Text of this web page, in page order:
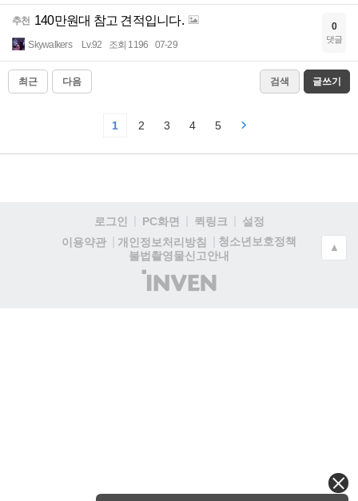
추천 140만원대 참고 견적입니다.
Skywalkers Lv.92 조회 1196 07-29
0
댓글
최근 다음 검색 글쓰기
1 2 3 4 5
로그인 PC화면 퀵링크
설정
이용약관
개인정보처리방침
청소년보호정책
불법촬영물신고안내
(주)
인
▲